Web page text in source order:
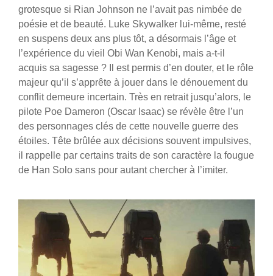
grotesque si Rian Johnson ne l’avait pas nimbée de
poésie et de beauté. Luke Skywalker lui-même, resté
en suspens deux ans plus tôt, a désormais l’âge et
l’expérience du vieil Obi Wan Kenobi, mais a-t-il
acquis sa sagesse ? Il est permis d’en douter, et le rôle
majeur qu’il s’apprête à jouer dans le dénouement du
conflit demeure incertain. Très en retrait jusqu’alors, le
pilote Poe Dameron (Oscar Isaac) se révèle être l’un
des personnages clés de cette nouvelle guerre des
étoiles. Tête brûlée aux décisions souvent impulsives,
il rappelle par certains traits de son caractère la fougue
de Han Solo sans pour autant chercher à l’imiter.